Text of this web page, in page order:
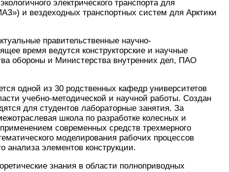
электрического транспорта для
и вездеходных транспортных систем для Арктики
правительственные научно-
время ведутся конструкторские и научные
обороны и Министерства внутренних дел, ПАО
одной из 30 родственных кафедр университетов
учебно-методической и научной работы. Создан
для студентов лабораторные занятия. За
школа по разработке колесных и
современных средств трехмерного
моделирования рабочих процессов
анализа элементов конструкции.
знания в области полноприводных